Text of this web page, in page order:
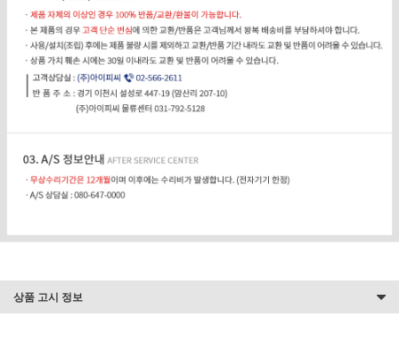
상품 고시 정보